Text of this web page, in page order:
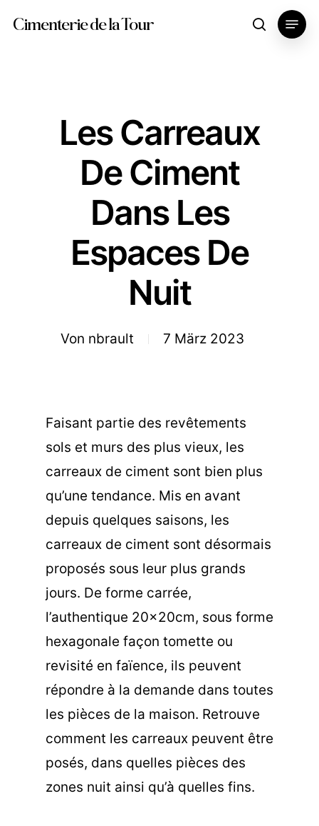
Cimenterie de la Tour search
Menu
Les Carreaux
De Ciment
Dans Les
Espaces De
Nuit
Von nbrault 7 März 2023
Faisant partie des revêtements
sols et murs des plus vieux, les
carreaux de ciment sont bien plus
qu’une tendance. Mis en avant
depuis quelques saisons, les
carreaux de ciment sont désormais
proposés sous leur plus grands
jours. De forme carrée,
l’authentique 20x20cm, sous forme
hexagonale façon tomette ou
revisité en faïence, ils peuvent
répondre à la demande dans toutes
les pièces de la maison. Retrouve
comment les carreaux peuvent être
posés, dans quelles pièces des
zones nuit ainsi qu’à quelles fins.